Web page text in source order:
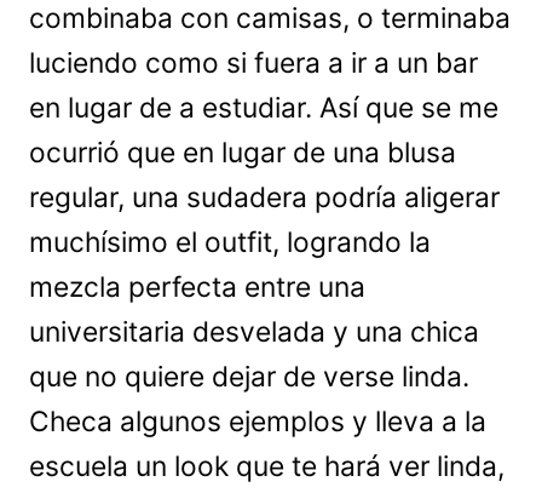
combinaba con camisas, o terminaba
luciendo como si fuera a ir a un bar
en lugar de a estudiar. Así que se me
ocurrió que en lugar de una blusa
regular, una sudadera podría aligerar
muchísimo el outfit, logrando la
mezcla perfecta entre una
universitaria desvelada y una chica
que no quiere dejar de verse linda.
Checa algunos ejemplos y lleva a la
escuela un look que te hará ver linda,